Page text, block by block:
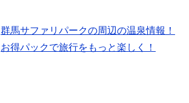
群馬サファリパークの周辺の温泉情報！
お得パックで旅行をもっと楽しく！